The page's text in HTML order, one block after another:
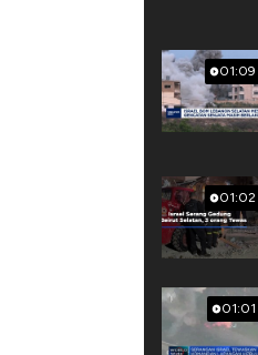
01:09
01:02
01:01